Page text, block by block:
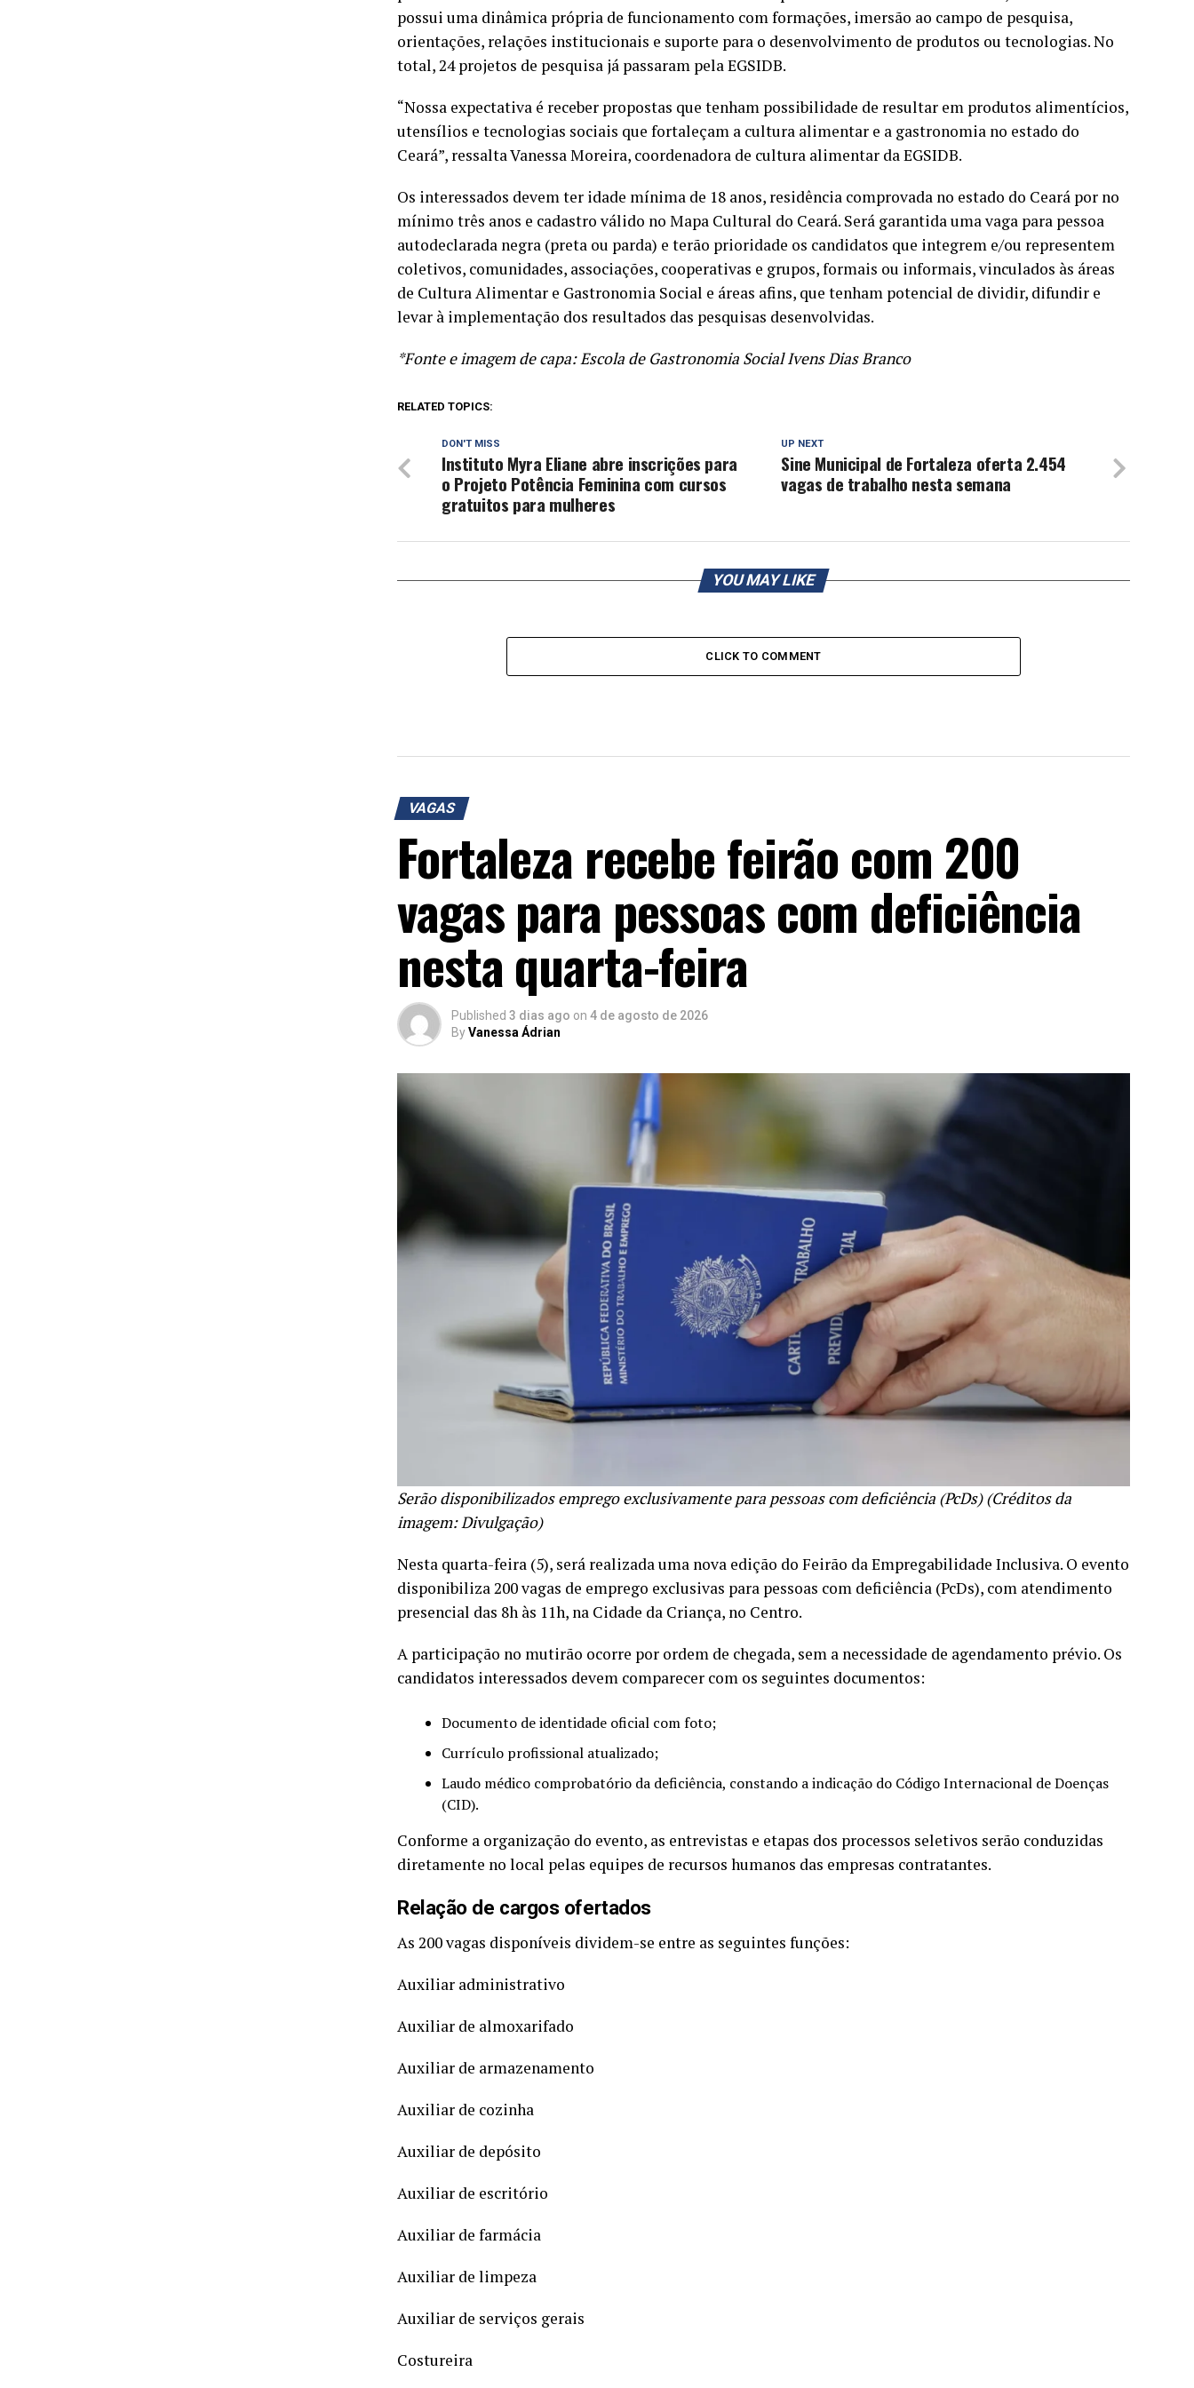
possui uma dinâmica própria de funcionamento com formações, imersão ao campo de pesquisa,
orientações, relações institucionais e suporte para o desenvolvimento de produtos ou tecnologias. No
total, 24 projetos de pesquisa já passaram pela EGSIDB.
“Nossa expectativa é receber propostas que tenham possibilidade de resultar em produtos alimentícios,
utensílios e tecnologias sociais que fortaleçam a cultura alimentar e a gastronomia no estado do
Ceará”, ressalta Vanessa Moreira, coordenadora de cultura alimentar da EGSIDB.
Os interessados devem ter idade mínima de 18 anos, residência comprovada no estado do Ceará por no
mínimo três anos e cadastro válido no Mapa Cultural do Ceará. Será garantida uma vaga para pessoa
autodeclarada negra (preta ou parda) e terão prioridade os candidatos que integrem e/ou representem
coletivos, comunidades, associações, cooperativas e grupos, formais ou informais, vinculados às áreas
de Cultura Alimentar e Gastronomia Social e áreas afins, que tenham potencial de dividir, difundir e
levar à implementação dos resultados das pesquisas desenvolvidas.
*Fonte e imagem de capa: Escola de Gastronomia Social Ivens Dias Branco
RELATED TOPICS:
UP NEXT
Sine Municipal de Fortaleza oferta 2.454
vagas de trabalho nesta semana
DON'T MISS
Instituto Myra Eliane abre inscrições para
o Projeto Potência Feminina com cursos
gratuitos para mulheres
YOU MAY LIKE
CLICK TO COMMENT
VAGAS
Fortaleza recebe feirão com 200
vagas para pessoas com deficiência
nesta quarta-feira
Published 3 dias ago on 4 de agosto de 2026
ByVanessa Ádrian
Serão disponibilizados emprego exclusivamente para pessoas com deficiência (PcDs) (Créditos da
imagem: Divulgação)
Nesta quarta-feira (5), será realizada uma nova edição do Feirão da Empregabilidade Inclusiva. O evento
disponibiliza 200 vagas de emprego exclusivas para pessoas com deficiência (PcDs), com atendimento
presencial das 8h às 11h, na Cidade da Criança, no Centro.
A participação no mutirão ocorre por ordem de chegada, sem a necessidade de agendamento prévio. Os
candidatos interessados devem comparecer com os seguintes documentos:
Documento de identidade oficial com foto;
Currículo profissional atualizado;
Laudo médico comprobatório da deficiência, constando a indicação do Código Internacional de Doenças
(CID).
Conforme a organização do evento, as entrevistas e etapas dos processos seletivos serão conduzidas
diretamente no local pelas equipes de recursos humanos das empresas contratantes.
Relação de cargos ofertados
As 200 vagas disponíveis dividem-se entre as seguintes funções:
Auxiliar administrativo
Auxiliar de almoxarifado
Auxiliar de armazenamento
Auxiliar de cozinha
Auxiliar de depósito
Auxiliar de escritório
Auxiliar de farmácia
Auxiliar de limpeza
Auxiliar de serviços gerais
Costureira